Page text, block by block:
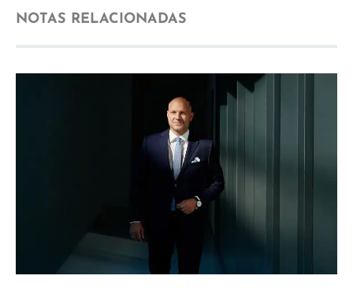
NOTAS RELACIONADAS